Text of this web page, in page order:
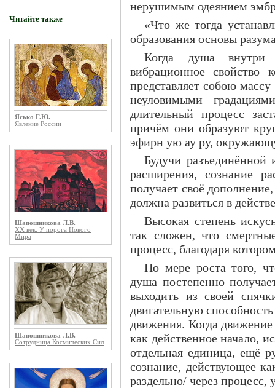
Читайте также
Ясько Г.Ю.
Явление России
Шапошникова Л.В.
ХХ век. У порога Нового
Мира
Шапошникова Л.В.
Сотрудница Космических Сил
нерушимым одеянием
«Что же тогда
образования основы
Когда душа внутри
вибрационное свойство
представляет собою
неуловимыми
длительный процесс
причём они образуют
эфирн ую ау ру,
Будучи разъединённой
расширения, сознание
получает своё
должна развиться в
Высокая степень
так сложен, что
процесс, благодаря
По мере роста того,
душа постепенно
выходить из своей
двигательную
движения. Когда
как действенное начало,
отдельная единица, ещё
сознание, действующее
раздельно/ через